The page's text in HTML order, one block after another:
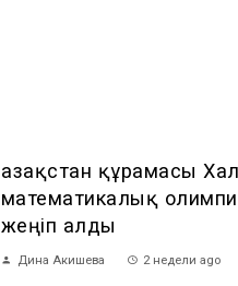
Қазақстан құрамасы
математикалық
жеңіп алды
Дина Акишева 2 недели ago